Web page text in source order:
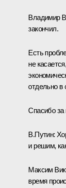
Владимир
закончил.
Есть
не
отдельно в
Спасибо за
В.Путин:
и решим,
Максим
время